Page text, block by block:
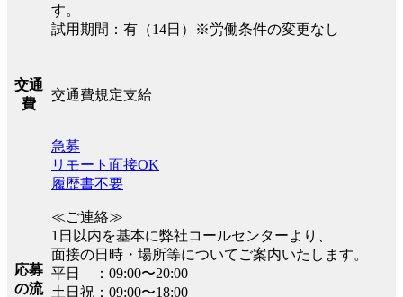
す。
試用期間：有（14日）※労働条件の変更なし
交通
費
交通費規定支給
応募
の流
急募
リモート面接OK
履歴書不要
≪ご連絡≫
1日以内を基本に弊社コールセンターより、
面接の日時・場所等についてご案内いたします。
平日 ：09:00〜20:00
土日祝：09:00〜18:00